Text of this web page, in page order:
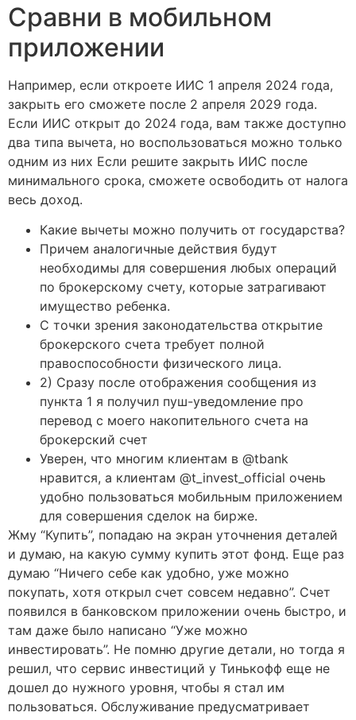
Сравни в мобильном
приложении
Например, если откроете ИИС 1 апреля 2024 года,
закрыть его сможете после 2 апреля 2029 года.
Если ИИС открыт до 2024 года, вам также доступно
два типа вычета, но воспользоваться можно только
одним из них Если решите закрыть ИИС после
минимального срока, сможете освободить от налога
весь доход.
Какие вычеты можно получить от государства?
Причем аналогичные действия будут
необходимы для совершения любых операций
по брокерскому счету, которые затрагивают
имущество ребенка.
С точки зрения законодательства открытие
брокерского счета требует полной
правоспособности физического лица.
2) Сразу после отображения сообщения из
пункта 1 я получил пуш-уведомление про
перевод с моего накопительного счета на
брокерский счет
Уверен, что многим клиентам в @tbank
нравится, а клиентам @t_invest_official очень
удобно пользоваться мобильным приложением
для совершения сделок на бирже.
Жму “Купить”, попадаю на экран уточнения деталей
и думаю, на какую сумму купить этот фонд. Еще раз
думаю “Ничего себе как удобно, уже можно
покупать, хотя открыл счет совсем недавно”. Счет
появился в банковском приложении очень быстро, и
там даже было написано “Уже можно
инвестировать”. Не помню другие детали, но тогда я
решил, что сервис инвестиций у Тинькофф еще не
дошел до нужного уровня, чтобы я стал им
пользоваться. Обслуживание предусматривает